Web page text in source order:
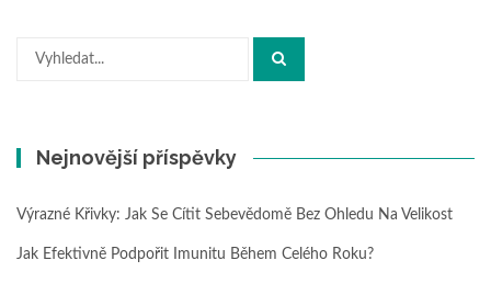
Hledat:
Nejnovější příspěvky
Výrazné Křivky: Jak Se Cítit Sebevědomě Bez Ohledu Na Velikost
Jak Efektivně Podpořit Imunitu Během Celého Roku?